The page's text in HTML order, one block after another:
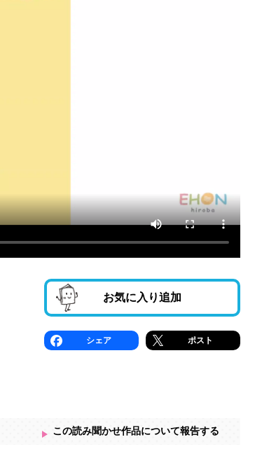
お気に入り追加
シェア ポスト
この読み聞かせ作品について報告する